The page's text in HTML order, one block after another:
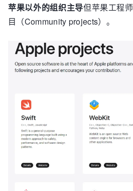
苹果以外的组织主导但苹果工程
目（Community projects）。